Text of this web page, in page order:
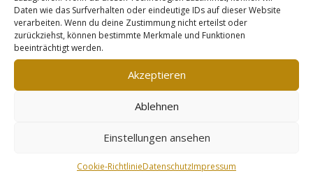
Daten wie das Surfverhalten oder eindeutige IDs auf dieser Website
verarbeiten. Wenn du deine Zustimmung nicht erteilst oder
zurückziehst, können bestimmte Merkmale und Funktionen
beeinträchtigt werden.
Akzeptieren
Ablehnen
Einstellungen ansehen
Cookie-RichtlinieDatenschutzImpressum
Ich bekomme jetzt deutlich mehr
Anfragen, besonders für
Hochzeiten und
Porträtfotografie. Mein
Terminkalender ist so gut wie
begeistert von den Ergebnissen!“
No tags for this post.